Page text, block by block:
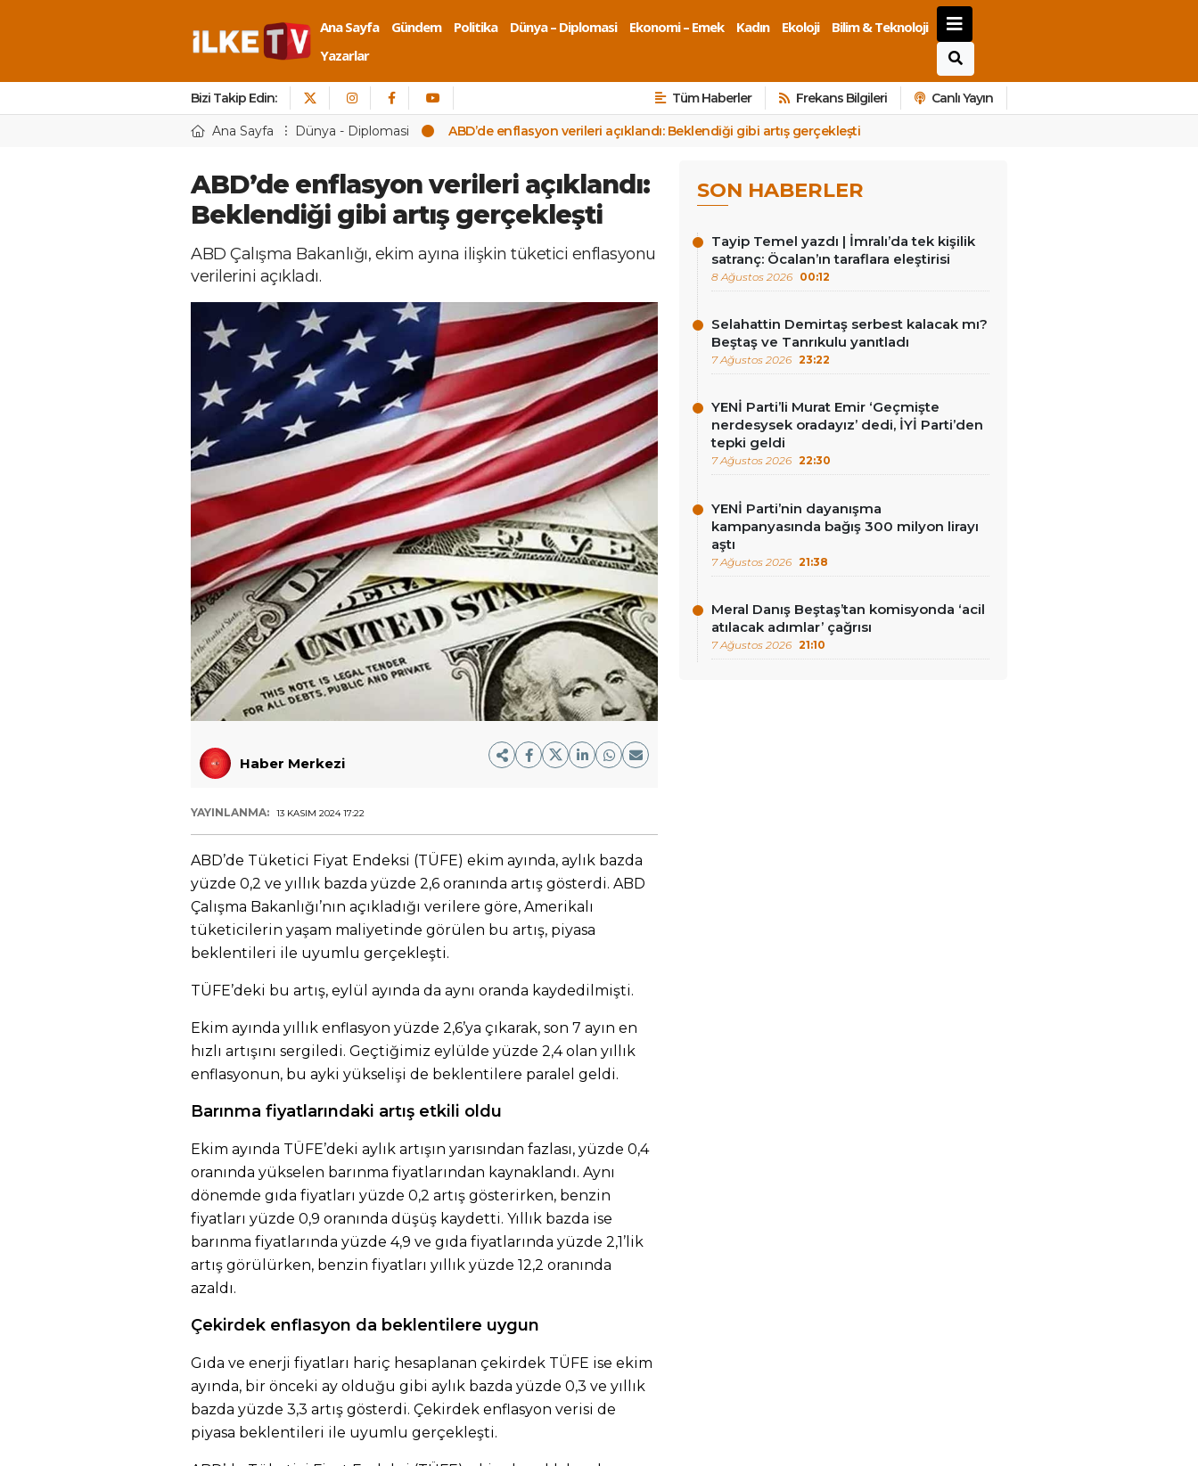
Ana Sayfa Gündem Politika Dünya – Diplomasi Ekonomi – Emek Kadın Ekoloji
Bilim & Teknoloji
Yazarlar
Bizi Takip Edin: Tüm Haberler Frekans Bilgileri Canlı Yayın
Ana Sayfa Dünya - Diplomasi ABD’de enflasyon verileri açıklandı: Beklendiği gibi artış gerçekleşti
ABD’de enflasyon verileri açıklandı:
Beklendiği gibi artış gerçekleşti
ABD Çalışma Bakanlığı, ekim ayına ilişkin tüketici enflasyonu
verilerini açıkladı.
Haber Merkezi
YAYINLANMA: 13 KASIM 2024 17:22
ABD’de Tüketici Fiyat Endeksi (TÜFE) ekim ayında, aylık bazda
yüzde 0,2 ve yıllık bazda yüzde 2,6 oranında artış gösterdi. ABD
Çalışma Bakanlığı’nın açıkladığı verilere göre, Amerikalı
tüketicilerin yaşam maliyetinde görülen bu artış, piyasa
beklentileri ile uyumlu gerçekleşti.
TÜFE’deki bu artış, eylül ayında da aynı oranda kaydedilmişti.
Ekim ayında yıllık enflasyon yüzde 2,6’ya çıkarak, son 7 ayın en
hızlı artışını sergiledi. Geçtiğimiz eylülde yüzde 2,4 olan yıllık
enflasyonun, bu ayki yükselişi de beklentilere paralel geldi.
Barınma fiyatlarındaki artış etkili oldu
Ekim ayında TÜFE’deki aylık artışın yarısından fazlası, yüzde 0,4
oranında yükselen barınma fiyatlarından kaynaklandı. Aynı
dönemde gıda fiyatları yüzde 0,2 artış gösterirken, benzin
fiyatları yüzde 0,9 oranında düşüş kaydetti. Yıllık bazda ise
barınma fiyatlarında yüzde 4,9 ve gıda fiyatlarında yüzde 2,1’lik
artış görülürken, benzin fiyatları yıllık yüzde 12,2 oranında
azaldı.
Çekirdek enflasyon da beklentilere uygun
Gıda ve enerji fiyatları hariç hesaplanan çekirdek TÜFE ise ekim
ayında, bir önceki ay olduğu gibi aylık bazda yüzde 0,3 ve yıllık
bazda yüzde 3,3 artış gösterdi. Çekirdek enflasyon verisi de
piyasa beklentileri ile uyumlu gerçekleşti.
SON HABERLER
Tayip Temel yazdı | İmralı’da tek kişilik
satranç: Öcalan’ın taraflara eleştirisi
8 Ağustos 2026 00:12
Selahattin Demirtaş serbest kalacak mı?
Beştaş ve Tanrıkulu yanıtladı
7 Ağustos 2026 23:22
YENİ Parti’li Murat Emir ‘Geçmişte
nerdesysek oradayız’ dedi, İYİ Parti’den
tepki geldi
7 Ağustos 2026 22:30
YENİ Parti’nin dayanışma
kampanyasında bağış 300 milyon lirayı
aştı
7 Ağustos 2026 21:38
Meral Danış Beştaş’tan komisyonda ‘acil
atılacak adımlar’ çağrısı
7 Ağustos 2026 21:10